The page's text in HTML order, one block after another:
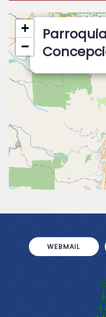
+
−
WEBMAIL